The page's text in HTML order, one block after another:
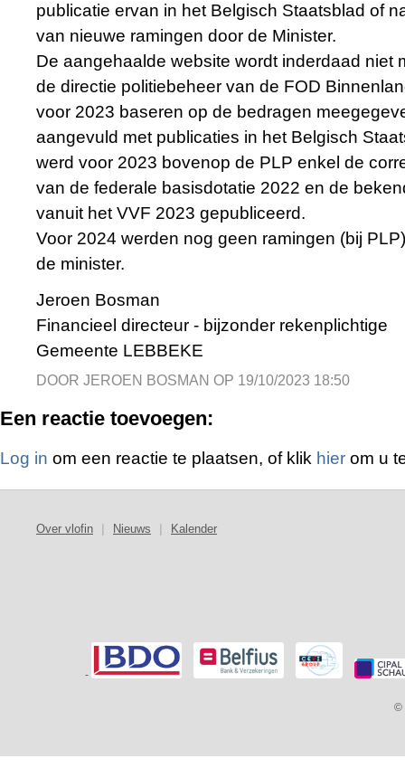
publicatie ervan in het Belgisch Staatsblad of
van nieuwe ramingen door de Minister.
De aangehaalde website wordt inderdaad niet
de directie politiebeheer van de FOD
voor 2023 baseren op de bedragen
aangevuld met publicaties in het Belgisch
werd voor 2023 bovenop de PLP enkel de
van de federale basisdotatie 2022 en de
vanuit het VVF 2023 gepubliceerd.
Voor 2024 werden nog geen ramingen (bij
de minister.
Jeroen Bosman
Financieel directeur - bijzonder rekenplichtige
Gemeente LEBBEKE
DOOR JEROEN BOSMAN OP 19/10/2023 18:50
Een reactie toevoegen:
Log in om een reactie te plaatsen, of klik hier om u
Over vlofin Nieuws Kalender
-
©